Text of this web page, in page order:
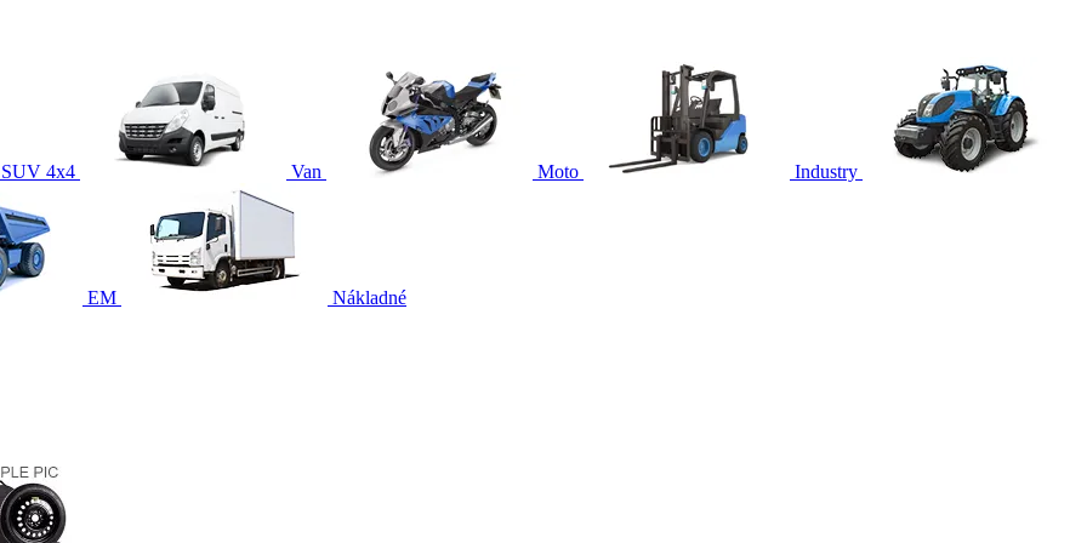
4x4 Van Moto Industry
EM Nákladné